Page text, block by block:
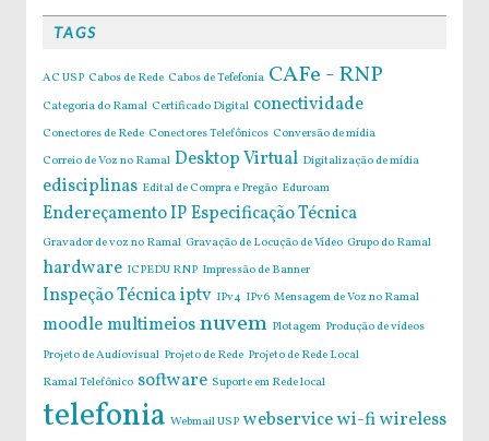
TAGS
AC USP Cabos de Rede Cabos de Tefefonia CAFe - RNP
Categoria do Ramal Certificado Digital conectividade
Conectores de Rede Conectores Telefônicos Conversão de mídia
Correio de Voz no Ramal Desktop Virtual Digitalização de mídia
edisciplinas Edital de Compra e Pregão Eduroam
Endereçamento IPEspecificação Técnica
Gravador de voz no Ramal Gravação de Locução de Vídeo Grupo do Ramal
hardware ICPEDU RNP Impressão de Banner
Inspeção Técnicaiptv IPv4 IPv6 Mensagem de Voz no Ramal
moodlemultimeiosnuvem Plotagem Produção de vídeos
Projeto de Audiovisual Projeto de Rede Projeto de Rede Local
Ramal Telefônico software Suporte em Rede local
telefonia Webmail USP webservicewi-fiwireless